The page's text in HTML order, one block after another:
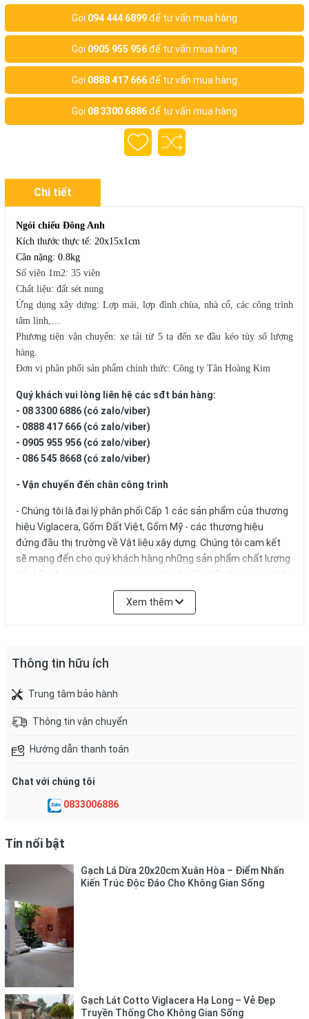
Gọi 094 444 6899để tư vấn mua hàng
Gọi 0905 955 956để tư vấn mua hàng
Gọi 0888 417 666để tư vấn mua hàng
Gọi 08 3300 6886để tư vấn mua hàng
Chi tiết
Ngói chiếu Đông Anh
Kích thước thực tế: 20x15x1cm
Cân nặng: 0.8kg
Số viên 1m2: 35 viên
Chất liệu: đất sét nung
Ứng dụng xây dựng: Lợp mái, lợp đình chùa, nhà cổ, các công trình
tâm linh,…
Phương tiện vận chuyển: xe tải từ 5 tạ đến xe đầu kéo tùy số lượng
hàng.
Đơn vị phân phối sản phẩm chính thức: Công ty Tân Hoàng Kim
Quý khách vui lòng liên hệ các sđt bán hàng:
- 08 3300 6886 (có zalo/viber)
- 0888 417 666 (có zalo/viber)
- 0905 955 956 (có zalo/viber)
- 086 545 8668 (có zalo/viber)
- Vận chuyển đến chân công trình
- Chúng tôi là đại lý phân phối Cấp 1 các sản phẩm của thương
hiệu Viglacera, Gốm Đất Việt, Gốm Mỹ - các thương hiệu
đứng đầu thị trường về Vật liệu xây dựng. Chúng tôi cam kết
sẽ mang đến cho quý khách hàng những sản phẩm chất lượng
tốt, bền đẹp với thời gian với giá thành tốt nhất thị trường hiện
Xem thêm
Thông tin hữu ích
Trung tâm bảo hành
Thông tin vận chuyển
Hướng dẫn thanh toán
Chat với chúng tôi
0833006886
Tin nổi bật
Gạch Lá Dừa 20x20cm Xuân Hòa – Điểm Nhấn
Kiến Trúc Độc Đáo Cho Không Gian Sống
Gạch Lát Cotto Viglacera Hạ Long – Vẻ Đẹp
Truyền Thống Cho Không Gian Sống